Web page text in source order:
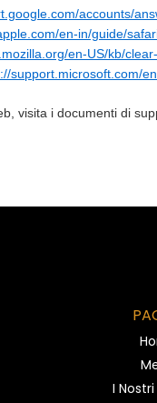
accounts/
en-in/guide/
en-US/kb/
support.microsoft.com/
visita i documenti di
I